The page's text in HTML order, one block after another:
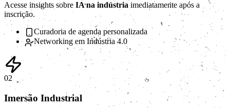
Acesse insights sobre IA na indústriaimediatamente após a
inscrição.
Curadoria de agenda personalizada
Networking em Indústria 4.0
02
Imersão Industrial